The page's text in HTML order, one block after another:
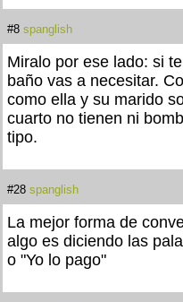
#8 spanglish
Miralo por ese lado: si
baño vas a necesitar.
como ella y su marido
cuarto no tienen ni
tipo.
#28 spanglish
La mejor forma de
algo es diciendo las
o "Yo lo pago"